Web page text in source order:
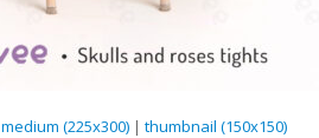
medium (225x300)| thumbnail (150x150)